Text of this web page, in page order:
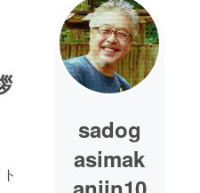
sadog
asimak